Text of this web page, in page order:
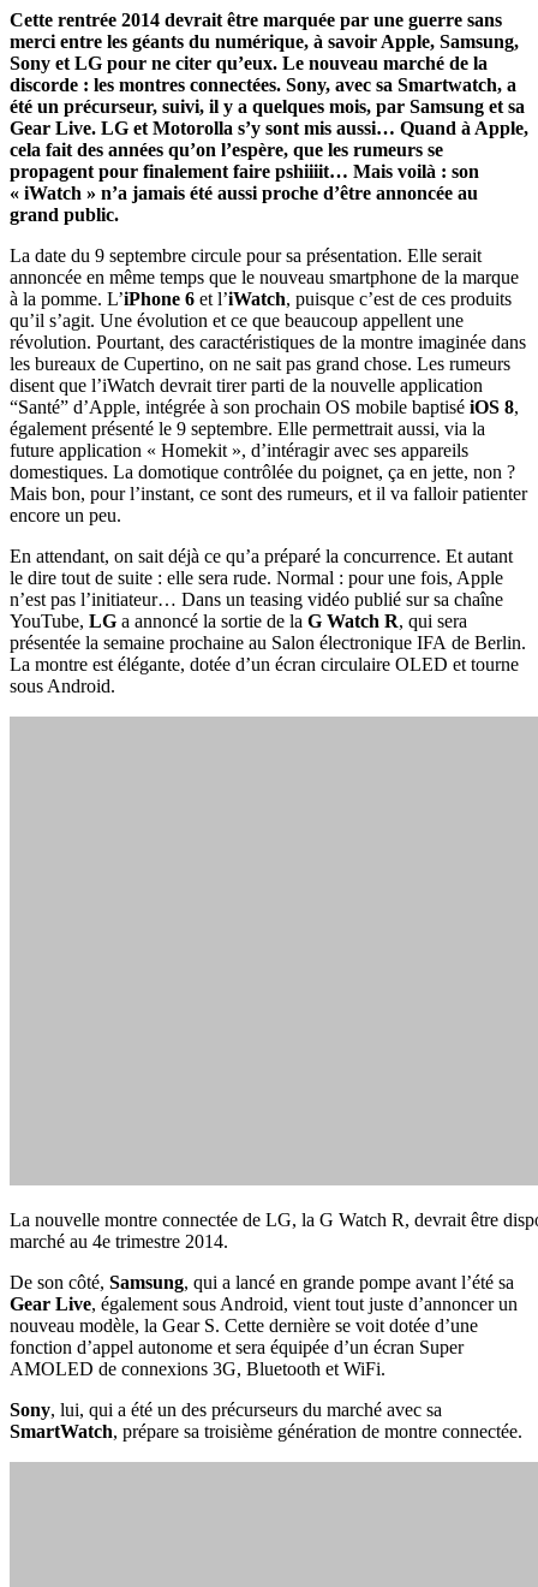
Cette rentrée 2014 devrait être marquée par une guerre sans
merci entre les géants du numérique, à savoir Apple, Samsung,
Sony et LG pour ne citer qu’eux. Le nouveau marché de la
discorde : les montres connectées. Sony, avec sa Smartwatch, a
été un précurseur, suivi, il y a quelques mois, par Samsung et sa
Gear Live. LG et Motorolla s’y sont mis aussi… Quand à Apple,
cela fait des années qu’on l’espère, que les rumeurs se
propagent pour finalement faire pshiiiit… Mais voilà : son
« iWatch » n’a jamais été aussi proche d’être annoncée au
grand public.
La date du 9 septembre circule pour sa présentation. Elle serait
annoncée en même temps que le nouveau smartphone de la marque
à la pomme. L’iPhone 6 et l’iWatch, puisque c’est de ces produits
qu’il s’agit. Une évolution et ce que beaucoup appellent une
révolution. Pourtant, des caractéristiques de la montre imaginée dans
les bureaux de Cupertino, on ne sait pas grand chose. Les rumeurs
disent que l’iWatch devrait tirer parti de la nouvelle application
“Santé” d’Apple, intégrée à son prochain OS mobile baptisé iOS 8,
également présenté le 9 septembre. Elle permettrait aussi, via la
future application « Homekit », d’intéragir avec ses appareils
domestiques. La domotique contrôlée du poignet, ça en jette, non ?
Mais bon, pour l’instant, ce sont des rumeurs, et il va falloir patienter
encore un peu.
En attendant, on sait déjà ce qu’a préparé la concurrence. Et autant
le dire tout de suite : elle sera rude. Normal : pour une fois, Apple
n’est pas l’initiateur… Dans un teasing vidéo publié sur sa chaîne
YouTube, LG a annoncé la sortie de la G Watch R, qui sera
présentée la semaine prochaine au Salon électronique IFA de Berlin.
La montre est élégante, dotée d’un écran circulaire OLED et tourne
sous Android.
La nouvelle montre connectée de LG, la G Watch R, devrait être
marché au 4e trimestre 2014.
De son côté, Samsung, qui a lancé en grande pompe avant l’été sa
Gear Live, également sous Android, vient tout juste d’annoncer un
nouveau modèle, la Gear S. Cette dernière se voit dotée d’une
fonction d’appel autonome et sera équipée d’un écran Super
AMOLED de connexions 3G, Bluetooth et WiFi.
Sony, lui, qui a été un des précurseurs du marché avec sa
SmartWatch, prépare sa troisième génération de montre connectée.